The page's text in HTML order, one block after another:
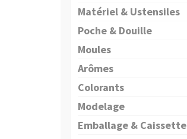
Matériel & Ustensiles
Poche & Douille
Moules
Arômes
Colorants
Modelage
Emballage & Caissette